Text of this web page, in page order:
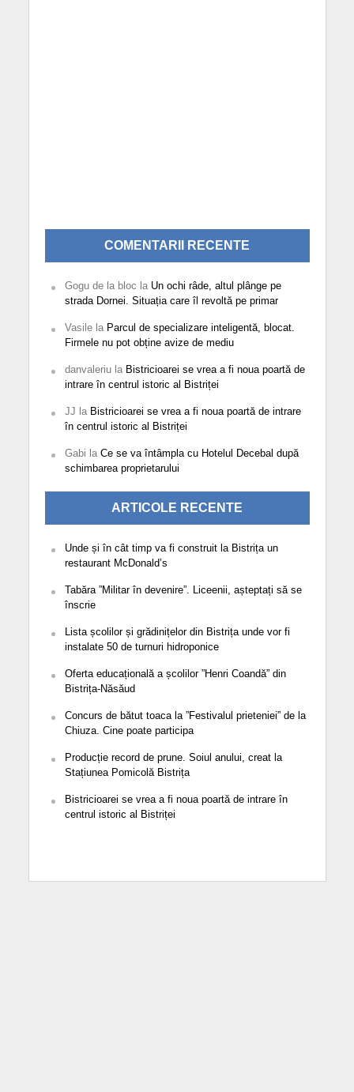
COMENTARII RECENTE
Gogu de la bloc la Un ochi râde, altul plânge pe
strada Dornei. Situația care îl revoltă pe primar
Vasilela Parcul de specializare inteligentă, blocat.
Firmele nu pot obține avize de mediu
danvaleriula Bistricioarei se vrea a fi noua poartă de
intrare în centrul istoric al Bistriței
JJ la Bistricioarei se vrea a fi noua poartă de intrare
în centrul istoric al Bistriței
Gabi la Ce se va întâmpla cu Hotelul Decebal după
schimbarea proprietarului
ARTICOLE RECENTE
Unde și în cât timp va fi construit la Bistrița un
restaurant McDonald’s
Tabăra ”Militar în devenire”. Liceenii, așteptați să se
înscrie
Lista școlilor și grădinițelor din Bistrița unde vor fi
instalate 50 de turnuri hidroponice
Oferta educațională a școlilor ”Henri Coandă” din
Bistrița-Năsăud
Concurs de bătut toaca la ”Festivalul prieteniei” de la
Chiuza. Cine poate participa
Producție record de prune. Soiul anului, creat la
Stațiunea Pomicolă Bistrița
Bistricioarei se vrea a fi noua poartă de intrare în
centrul istoric al Bistriței